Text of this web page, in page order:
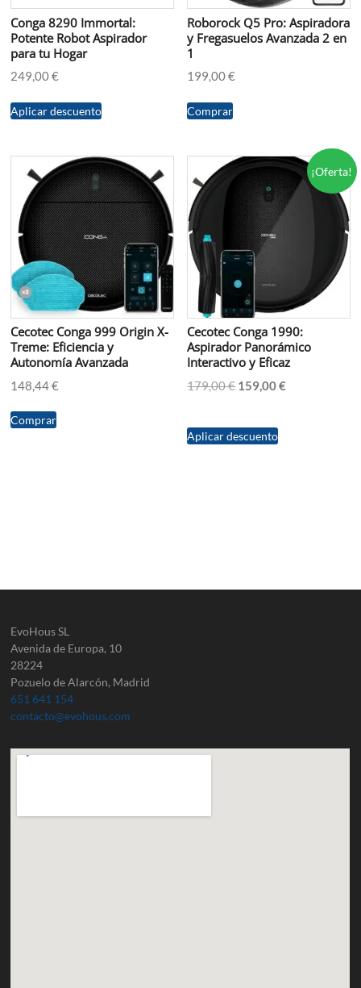
Conga 8290 Immortal:
Potente Robot Aspirador
para tu Hogar
249,00€
Aplicar descuento
Roborock Q5 Pro: Aspiradora
y Fregasuelos Avanzada 2 en
1
199,00€
Comprar
Cecotec Conga 999 Origin X-
Treme: Eficiencia y
Autonomía Avanzada
148,44€
Comprar
¡Oferta!
Cecotec Conga 1990:
Aspirador Panorámico
Interactivo y Eficaz
179,00€El
era:
159,00€El
Aplicar descuento
EvoHous SL
Avenida de Europa, 10
28224
Pozuelo de Alarcón, Madrid
651 641 154
contacto@evohous.com